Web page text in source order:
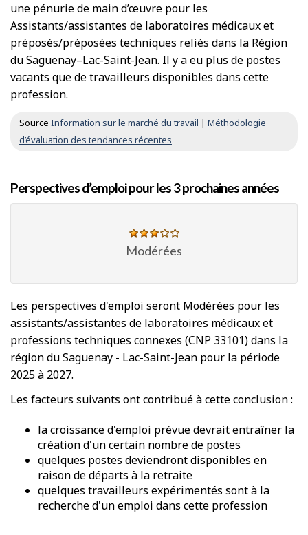
une pénurie de main d’œuvre pour les
Assistants/assistantes de laboratoires médicaux et
préposés/préposées techniques reliés dans la Région
du Saguenay–Lac-Saint-Jean. Il y a eu plus de postes
vacants que de travailleurs disponibles dans cette
profession.
Source Information sur le marché du travail | Méthodologie
d’évaluation des tendances récentes
Perspectives d’emploi pour les 3 prochaines années
Modérées
Les perspectives d'emploi seront Modérées pour les
assistants/assistantes de laboratoires médicaux et
professions techniques connexes (CNP 33101) dans la
région du Saguenay - Lac-Saint-Jean pour la période
2025 à 2027.
Les facteurs suivants ont contribué à cette conclusion :
la croissance d'emploi prévue devrait entraîner la
création d'un certain nombre de postes
quelques postes deviendront disponibles en
raison de départs à la retraite
quelques travailleurs expérimentés sont à la
recherche d'un emploi dans cette profession